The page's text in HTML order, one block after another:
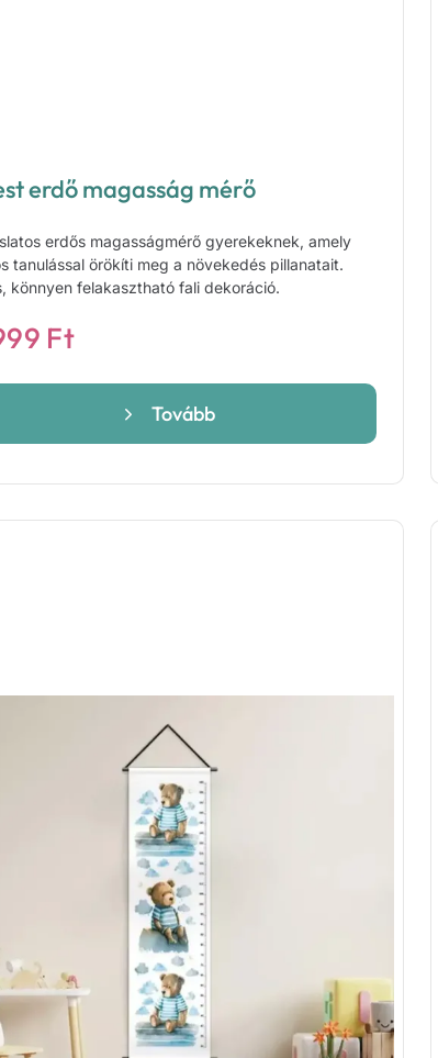
erdő magasság mérő
erdős magasságmérő gyerekeknek, amely
tanulással örökíti meg a növekedés pillanatait.
könnyen felakasztható fali dekoráció.
Ft
Tovább